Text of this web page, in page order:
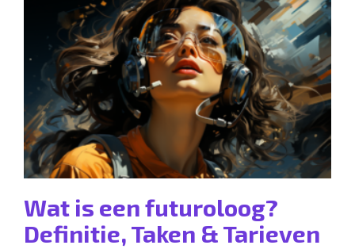
Wat is een futuroloog?
Definitie, Taken & Tarieven